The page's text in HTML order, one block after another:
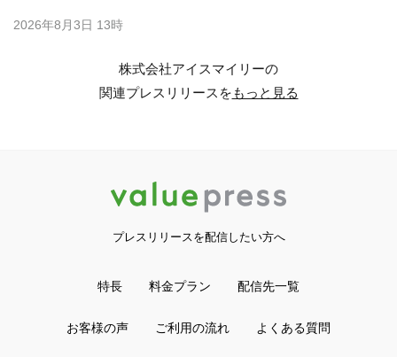
2026年8月3日 13時
株式会社アイスマイリーの
関連プレスリリースをもっと見る
プレスリリースを配信したい方へ
特長 料金プラン 配信先一覧
お客様の声 ご利用の流れ よくある質問